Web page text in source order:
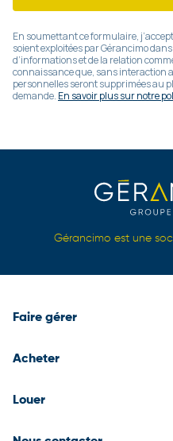
En soumettant ce formulaire,
soient exploitées par Gérancimo
d’informations et de la relation
connaissance que, sans interaction
personnelles seront supprimées au
demande. En savoir plus sur notre
Gérancimo est une
Faire gérer
Acheter
Louer